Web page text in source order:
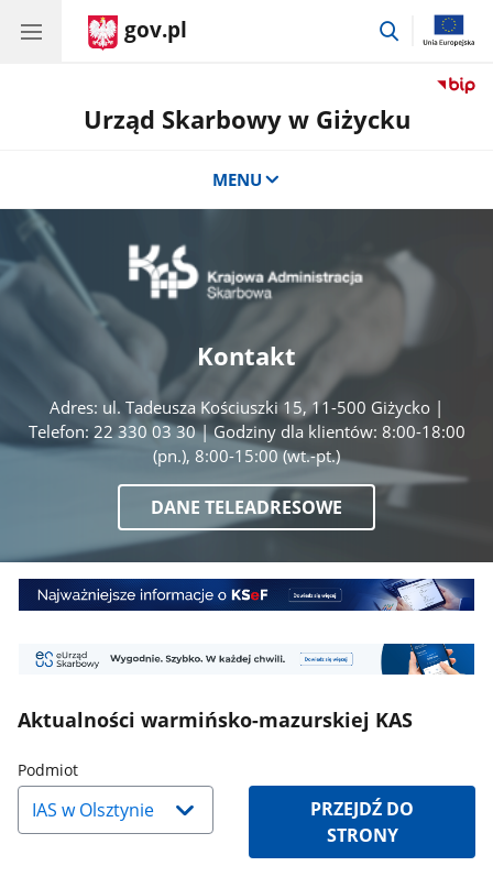
gov.pl
przejdź
Urząd Skarbowy w Giżycku
MENU
Kontakt
Adres: ul. Tadeusza Kościuszki 15, 11-500 Giżycko |
Telefon: 22 330 03 30 | Godziny dla klientów: 8:00-18:00
(pn.), 8:00-15:00 (wt.-pt.)
DANE TELEADRESOWE
Baner
1
Baner
Aktualności warmińsko-mazurskiej KAS
PodmiotNaciśnij
strzałkę
w
dół,
PRZEJDŹ DO
STRONY